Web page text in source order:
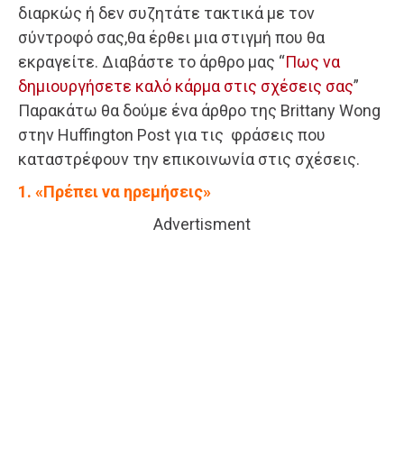
διαρκώς ή δεν συζητάτε τακτικά με τον
σύντροφό σας,θα έρθει μια στιγμή που θα
εκραγείτε. Διαβάστε το άρθρο μας “Πως να
δημιουργήσετε καλό κάρμα στις σχέσεις σας”
Παρακάτω θα δούμε ένα άρθρο της Brittany Wong
στην Huffington Post για τις φράσεις που
καταστρέφουν την επικοινωνία στις σχέσεις.
1. «Πρέπει να ηρεμήσεις»
Advertisment